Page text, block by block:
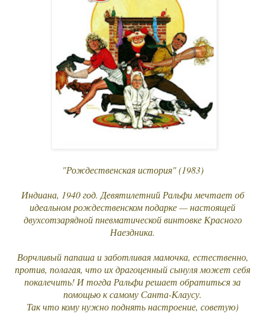
"Рождественская история" (1983)
Индиана, 1940 год. Девятилетний Ральфи мечтает об
идеальном рождественском подарке — настоящей
двухсотзарядной пневматической винтовке Красного
Наездника.
Ворчливый папаша и заботливая мамочка, естественно,
против, полагая, что их драгоценный сынуля может себя
покалечить! И тогда Ральфи решает обратиться за
помощью к самому Санта-Клаусу.
Так что кому нужно поднять настроение, советую)